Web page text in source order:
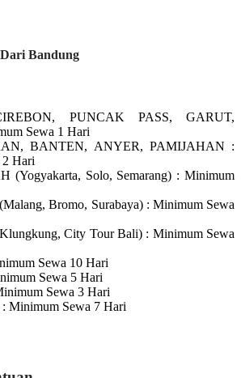
Bandung
PUNCAK PASS, GARUT,
Sewa 1 Hari
BANTEN, ANYER, PAMIJAHAN :
Hari
(Yogyakarta, Solo, Semarang) : Minimum
(Malang, Bromo, Surabaya) : Minimum Sewa
City Tour Bali) : Minimum Sewa
Sewa 10 Hari
Sewa 5 Hari
Sewa 3 Hari
Minimum Sewa 7 Hari